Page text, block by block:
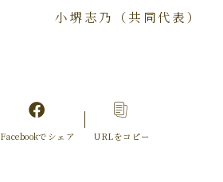
小堺志乃（共同代表）
Facebookでシェア URLをコピー